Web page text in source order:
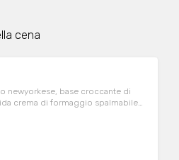
cena
newyorkese, base croccante di
crema di formaggio spalmabile